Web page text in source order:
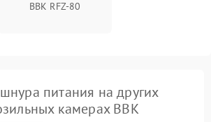
BBK RFZ-80
питания на других
камерах BBK